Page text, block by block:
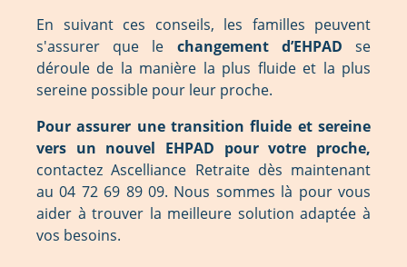
En suivant ces conseils, les familles peuvent
s'assurer que le changement d’EHPAD se
déroule de la manière la plus fluide et la plus
sereine possible pour leur proche.
Pour assurer une transition fluide et sereine
vers un nouvel EHPAD pour votre proche,
contactez Ascelliance Retraite dès maintenant
au 04 72 69 89 09. Nous sommes là pour vous
aider à trouver la meilleure solution adaptée à
vos besoins.